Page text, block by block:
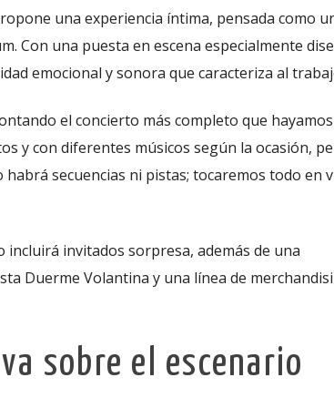
una experiencia íntima, pensada como
Con una puesta en escena especialmente
emocional y sonora que caracteriza al
el concierto más completo que
y con diferentes músicos según la ocasión,
secuencias ni pistas; tocaremos todo en
invitados sorpresa, además de una
Duerme Volantina y una línea de
sobre el escenario